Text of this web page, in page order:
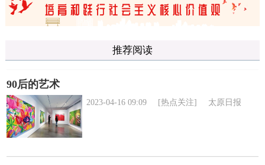
推荐阅读
90后的艺术
2023-04-16 09:09 [热点关注] 太原日报